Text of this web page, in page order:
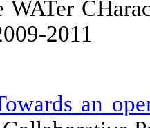
WATer
2011
an